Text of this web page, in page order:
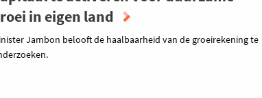
in eigen land
Jambon belooft de haalbaarheid van de groeirekening te